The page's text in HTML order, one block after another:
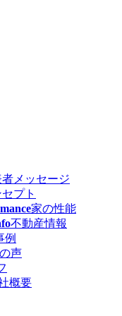
メッセージ
プト
家の性能
不動産情報
例
声
概要